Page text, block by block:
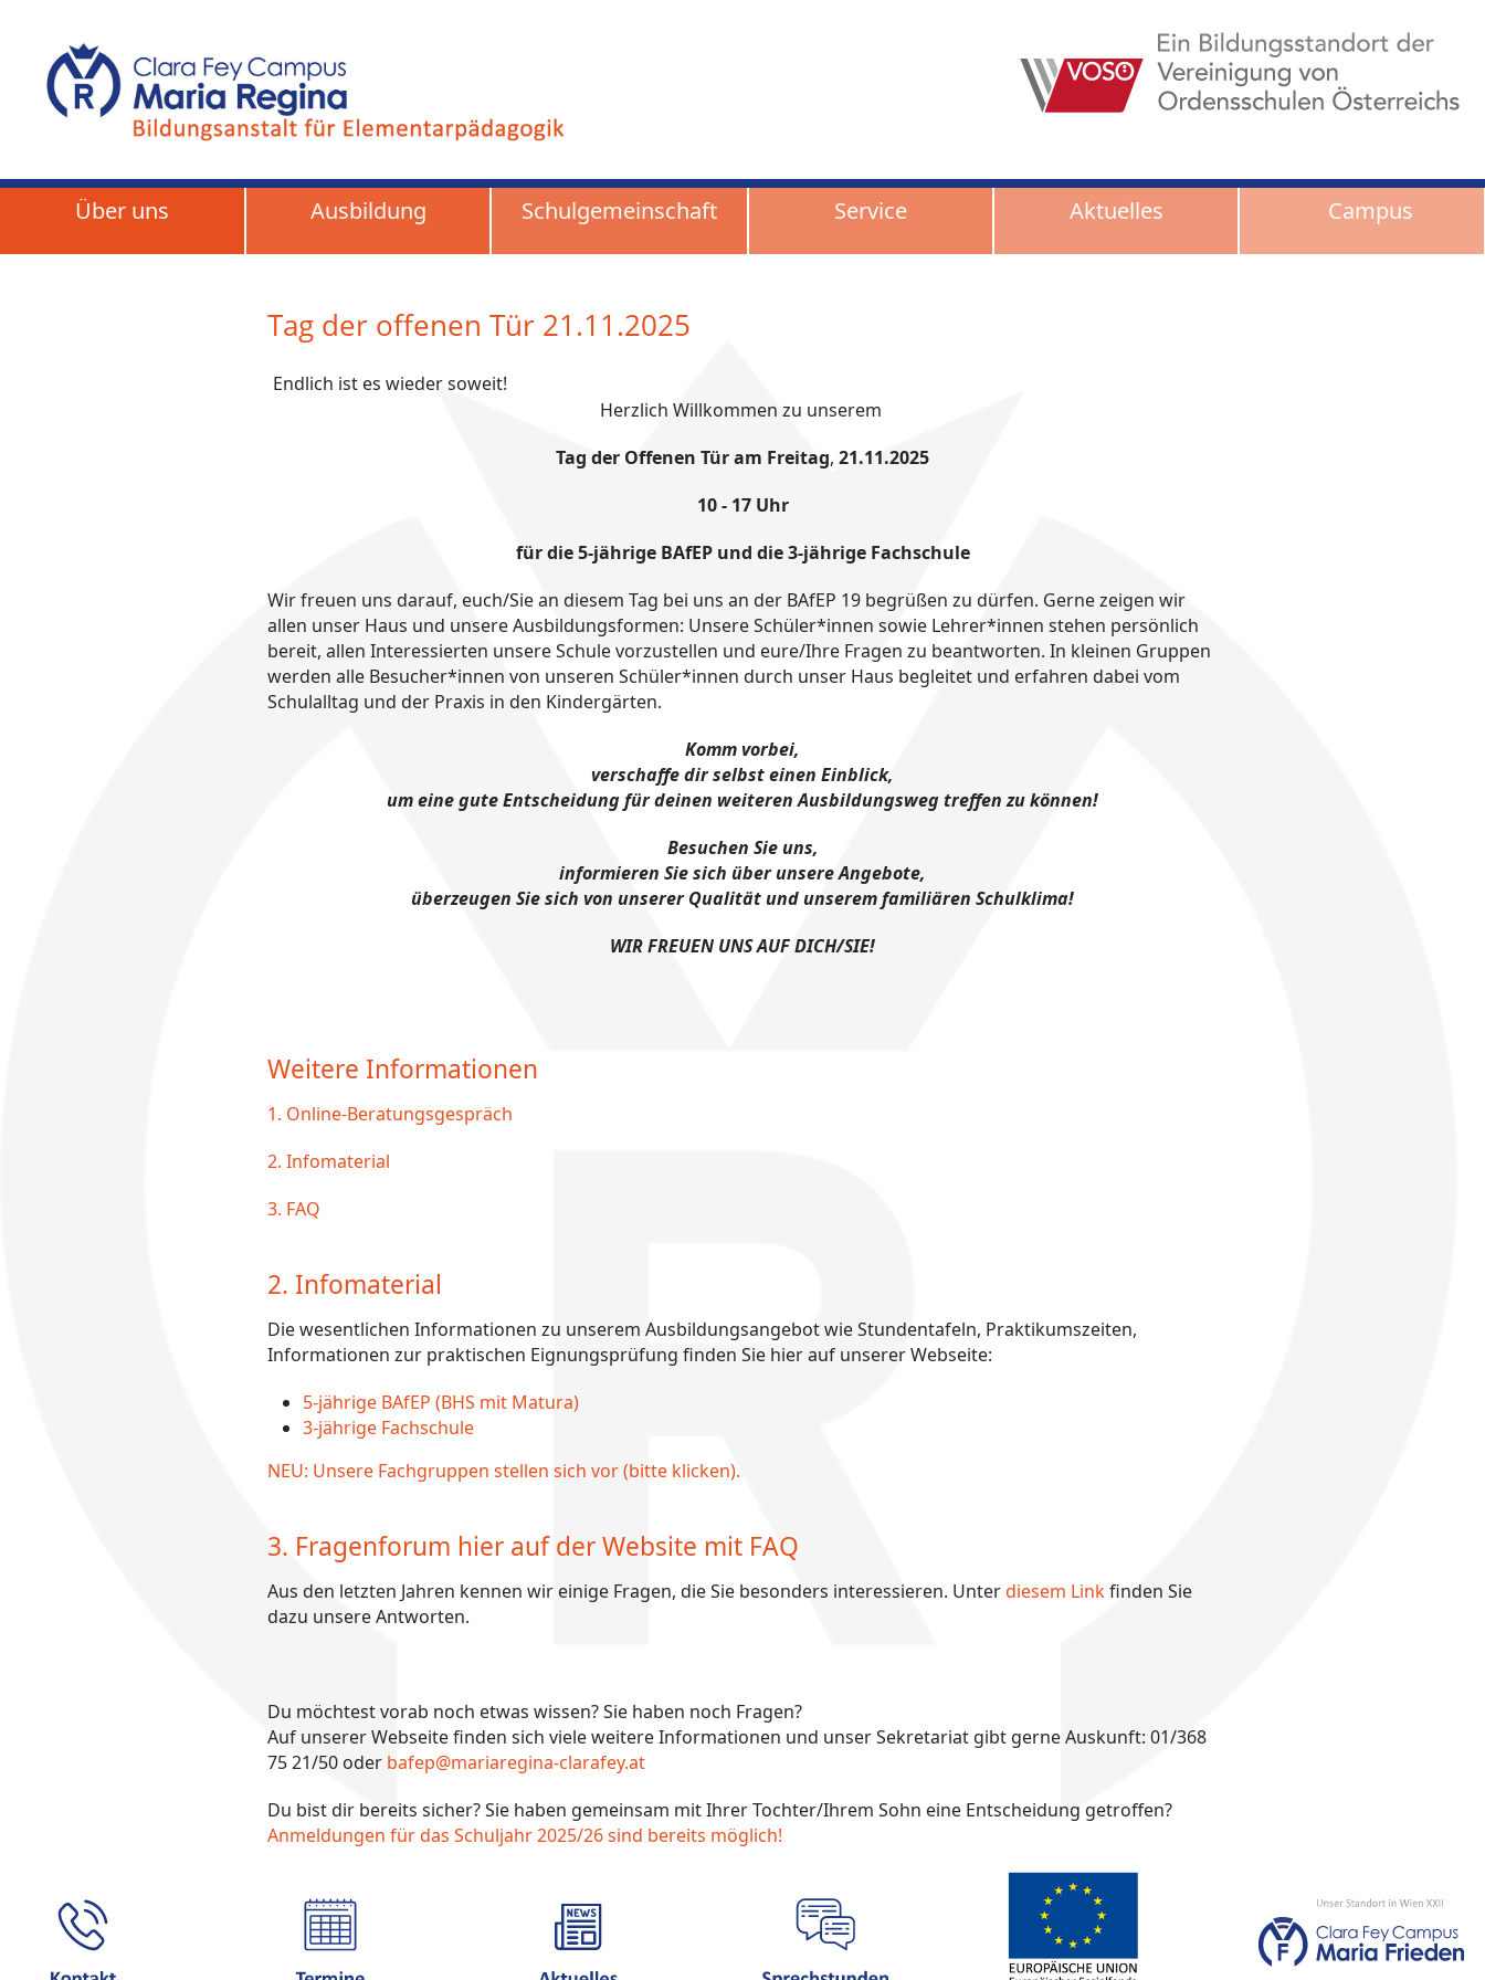
Über uns Ausbildung Schulgemeinschaft Service Aktuelles Campus
Tag der offenen Tür 21.11.2025
Endlich ist es wieder soweit!
Herzlich Willkommen zu unserem
Tag der Offenen Tür am Freitag, 21.11.2025
10 - 17 Uhr
für die 5-jährige BAfEP und die 3-jährige Fachschule
Wir freuen uns darauf, euch/Sie an diesem Tag bei uns an der BAfEP 19 begrüßen zu dürfen. Gerne zeigen wir
allen unser Haus und unsere Ausbildungsformen: Unsere Schüler*innen sowie Lehrer*innen stehen persönlich
bereit, allen Interessierten unsere Schule vorzustellen und eure/Ihre Fragen zu beantworten. In kleinen Gruppen
werden alle Besucher*innen von unseren Schüler*innen durch unser Haus begleitet und erfahren dabei vom
Schulalltag und der Praxis in den Kindergärten.
Komm vorbei,
verschaffe dir selbst einen Einblick,
um eine gute Entscheidung für deinen weiteren Ausbildungsweg treffen zu können!
Besuchen Sie uns,
informieren Sie sich über unsere Angebote,
überzeugen Sie sich von unserer Qualität und unserem familiären Schulklima!
WIR FREUEN UNS AUF DICH/SIE!
Weitere Informationen
1. Online-Beratungsgespräch
2. Infomaterial
3. FAQ
2. Infomaterial
Die wesentlichen Informationen zu unserem Ausbildungsangebot wie Stundentafeln, Praktikumszeiten,
Informationen zur praktischen Eignungsprüfung finden Sie hier auf unserer Webseite:
5-jährige BAfEP (BHS mit Matura)
3-jährige Fachschule
NEU: Unsere Fachgruppen stellen sich vor (bitte klicken).
3. Fragenforum hier auf der Website mit FAQ
Aus den letzten Jahren kennen wir einige Fragen, die Sie besonders interessieren. Unterdiesem Linkfinden Sie
dazu unsere Antworten.
Du möchtest vorab noch etwas wissen? Sie haben noch Fragen?
Auf unserer Webseite finden sich viele weitere Informationen und unser Sekretariat gibt gerne Auskunft: 01/368
75 21/50 oder bafep@mariaregina-clarafey.at
Du bist dir bereits sicher? Sie haben gemeinsam mit Ihrer Tochter/Ihrem Sohn eine Entscheidung getroffen?
Anmeldungen für das Schuljahr 2025/26 sind bereits möglich!